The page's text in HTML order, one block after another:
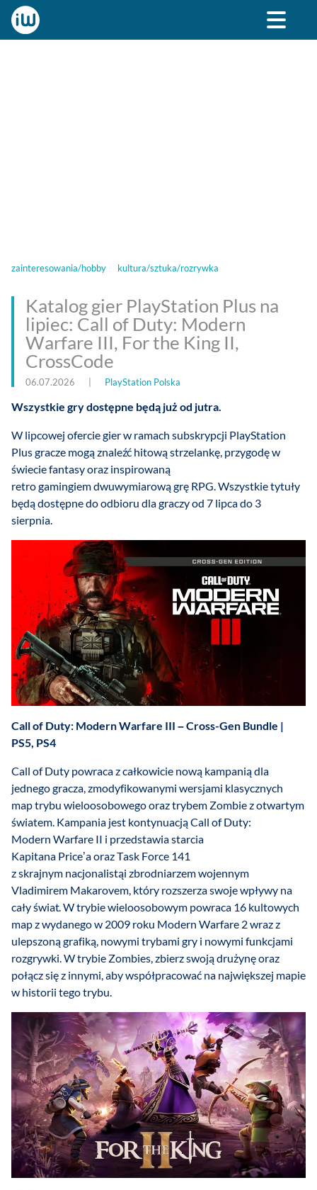
zainteresowania/hobby kultura/sztuka/rozrywka
Katalog gier PlayStation Plus na
lipiec: Call of Duty: Modern
Warfare III, For the King II,
CrossCode
06.07.2026 PlayStation Polska
Wszystkie gry dostępne będą już od jutra.
W lipcowej ofercie gier w ramach subskrypcji PlayStation
Plus gracze mogą znaleźć hitową strzelankę, przygodę w
świecie fantasy oraz inspirowaną
retro gamingiem dwuwymiarową grę RPG. Wszystkie tytuły
będą dostępne do odbioru dla graczy od 7 lipca do 3
sierpnia.
Call of Duty: Modern Warfare III – Cross-Gen Bundle |
PS5, PS4
Call of Duty powraca z całkowicie nową kampanią dla
jednego gracza, zmodyfikowanymi wersjami klasycznych
map trybu wieloosobowego oraz trybem Zombie z otwartym
światem. Kampania jest kontynuacją Call of Duty:
Modern Warfare II i przedstawia starcia
Kapitana Price’a oraz Task Force 141
z skrajnym nacjonalistąi zbrodniarzem wojennym
Vladimirem Makarovem, który rozszerza swoje wpływy na
cały świat. W trybie wieloosobowym powraca 16 kultowych
map z wydanego w 2009 roku Modern Warfare 2 wraz z
ulepszoną grafiką, nowymi trybami gry i nowymi funkcjami
rozgrywki. W trybie Zombies, zbierz swoją drużynę oraz
połącz się z innymi, aby współpracować na największej mapie
w historii tego trybu.